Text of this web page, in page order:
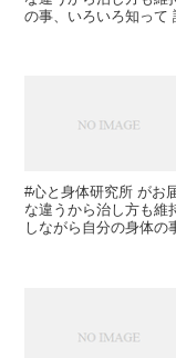
の事、いろいろ知って
#心と身体研究所 がお
な違うから治し方も維
しながら自分の身体の